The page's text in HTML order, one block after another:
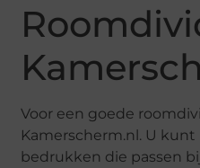
Voor een goede
Kamerscherm.nl. U
bedrukken die passen